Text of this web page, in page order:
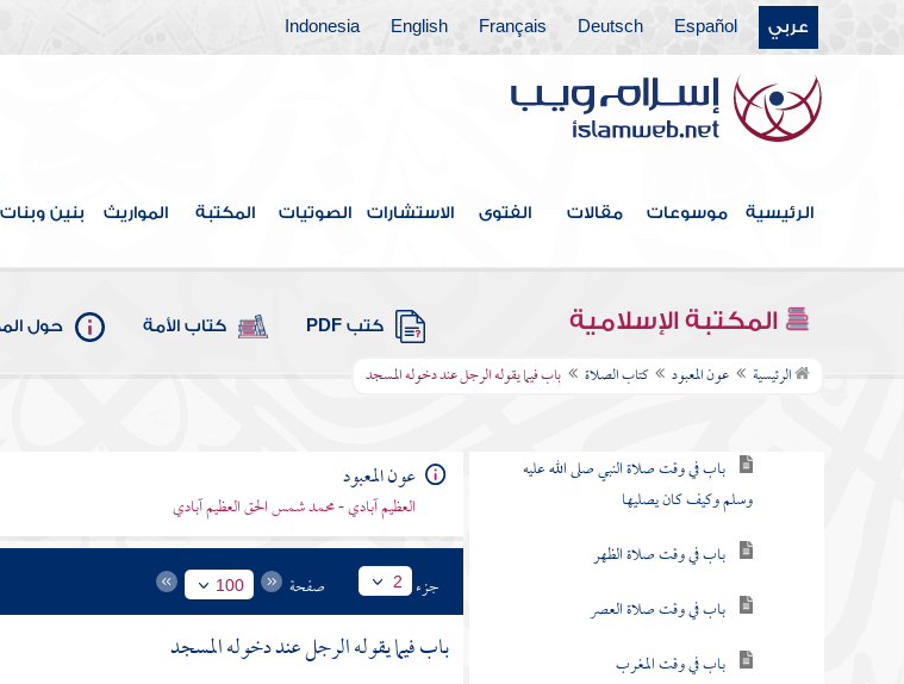
عربي Español
Deutsch
Français
English
Indonesia
الرئيسية موسوعات مقالات الفتوى الاستشارات الصوتيات المكتبة المواريث بنين وبنات
المكتبة الإسلامية كتب PDF كتاب الأمة حول
الرئيسية عون المعبود كتاب الصلاة باب فيما يقوله الرجل عند دخوله المسجد
فهرس الكتاب
كتاب الطهارة
كتاب الصلاة
باب في وقت صلاة النبي صلى الله عليه
وسلم وكيف كان يصليها
باب في وقت صلاة الظهر
باب في وقت صلاة العصر
باب في وقت المغرب
عون المعبود
العظيم آبادي - محمد شمس الحق العظيم آبادي
جزء 2 صفحة 100
باب فيما يقوله الرجل عند دخوله المسجد